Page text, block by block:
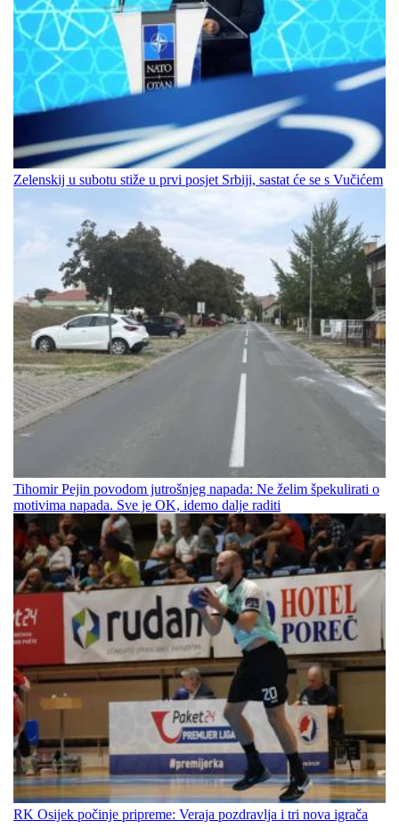
Zelenskij u subotu stiže u prvi posjet Srbiji, sastat će se s Vučićem
Tihomir Pejin povodom jutrošnjeg napada: Ne želim špekulirati o
motivima napada. Sve je OK, idemo dalje raditi
RK Osijek počinje pripreme: Veraja pozdravlja i tri nova igrača